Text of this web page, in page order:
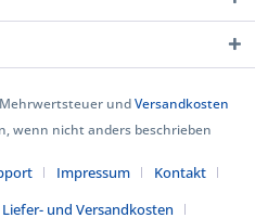
undVersandkosten
wenn nicht anders beschrieben
Impressum
Kontakt
Liefer- und Versandkosten